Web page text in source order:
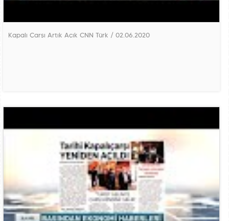
Kapalı Çarşı Artık Açık CNN Türk / 02.06.2020